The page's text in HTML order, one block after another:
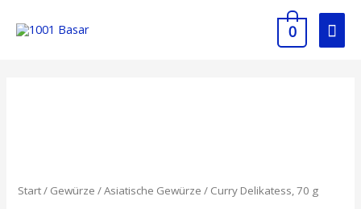
0
Start/ Gewürze /Asiatische Gewürze / Curry Delikatess, 70 g